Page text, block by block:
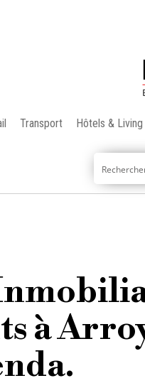
Transport Hôtels & Living
à